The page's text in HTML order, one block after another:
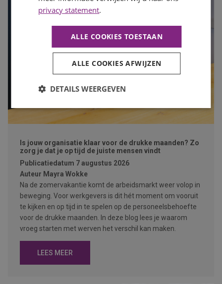
Is jouw organisatie klaar voor de drukke maanden? Zo
zorg je dat je op tijd de juiste mensen vindt
Publicatiedatum 7 augustus 2026
Auteur Mayra Wokke
Na de zomervakantie komt de arbeidsmarkt weer volop in
beweging. Voor werkgevers is dit hét moment om vooruit
te kijken en op tijd in te spelen op de personeelsbehoefte
voor de drukke maanden. In deze blog lees je waarom
vroeg starten met werven het verschil kan maken.
LEES MEER
privacy statement.
ALLE COOKIES TOESTAAN
ALLE COOKIES AFWIJZEN
DETAILS WEERGEVEN